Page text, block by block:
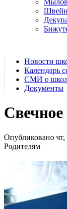
Новости
Календарь
СМИ о
Документы
Свечное
Опубликовано чт,
Родителям